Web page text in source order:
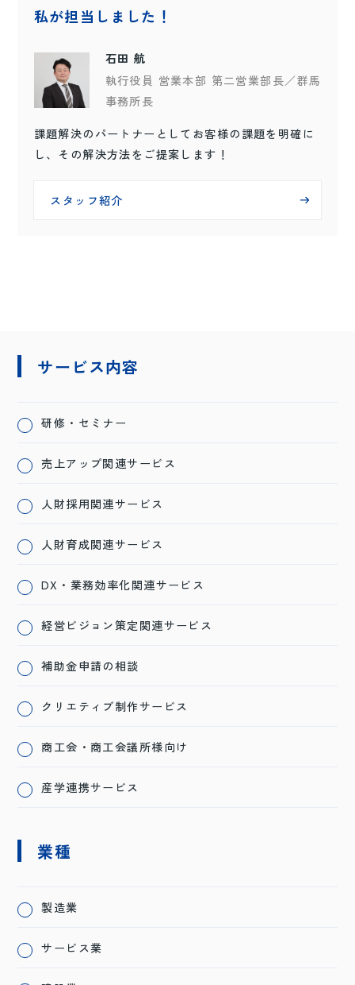
私が担当しました！
石田 航
執行役員 営業本部 第二営業部長／群馬
事務所長
スタッフ紹介
課題解決のパートナーとしてお客様の課題を明確に
し、その解決方法をご提案します！
サービス内容
研修・セミナー
売上アップ関連サービス
人財採用関連サービス
人財育成関連サービス
DX・業務効率化関連サービス
経営ビジョン策定関連サービス
補助金申請の相談
クリエティブ制作サービス
商工会・商工会議所様向け
産学連携サービス
業種
製造業
サービス業